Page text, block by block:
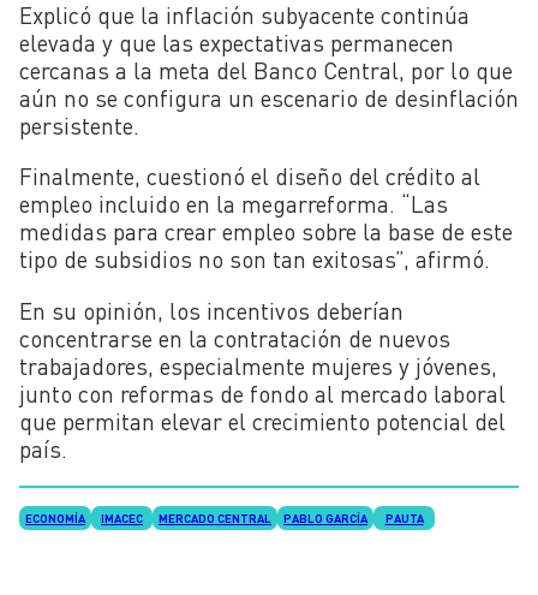
Explicó que la inflación subyacente continúa
elevada y que las expectativas permanecen
cercanas a la meta del Banco Central, por lo que
aún no se configura un escenario de desinflación
persistente.
Finalmente, cuestionó el diseño del crédito al
empleo incluido en la megarreforma. “Las
medidas para crear empleo sobre la base de este
tipo de subsidios no son tan exitosas”, afirmó.
En su opinión, los incentivos deberían
concentrarse en la contratación de nuevos
trabajadores, especialmente mujeres y jóvenes,
junto con reformas de fondo al mercado laboral
que permitan elevar el crecimiento potencial del
país.
ECONOMÍA IMACEC MERCADO CENTRAL PABLO GARCÍA PAUTA